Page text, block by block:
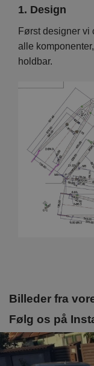
1. Design
Først designer
alle
holdbar.
Billeder fra
Følg os på